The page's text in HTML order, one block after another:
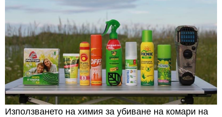
Използването на химия за убиване на комари на